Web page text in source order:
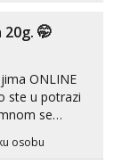
🤭
ONLINE
ste u potrazi
se
ili
i u paru i
osobu